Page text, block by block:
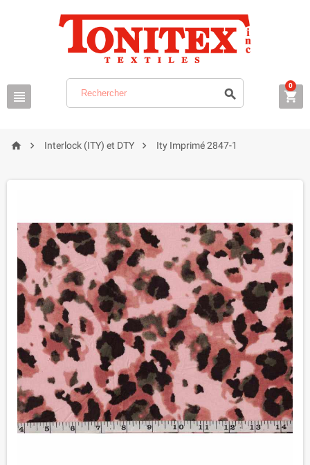
  
0
  Interlock (ITY) et DTY  Ity Imprimé 2847-1